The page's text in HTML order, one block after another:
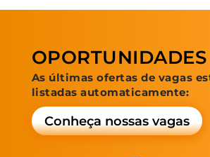
OPORTUNIDADES
As últimas ofertas de vagas
listadas automaticamente:
Conheça nossas vagas